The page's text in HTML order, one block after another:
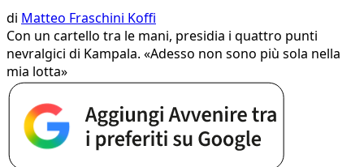
di Matteo Fraschini Koffi
Con un cartello tra le mani, presidia i quattro punti
nevralgici di Kampala. «Adesso non sono più sola nella
mia lotta»